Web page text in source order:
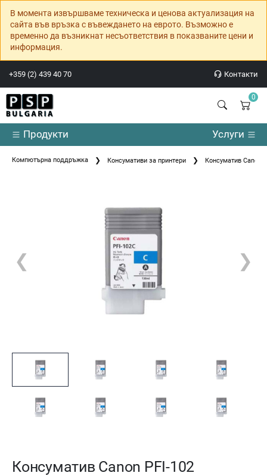
В момента извършваме техническа и ценова актуализация на
сайта във връзка с въвеждането на еврото. Възможно е
временно да възникнат несъответствия в показваните цени и
информация.
+359 (2) 439 40 70 Контакти
0
Продукти Услуги
Компютърна поддръжка Консумативи за принтери Консуматив Canon
❮ ❯
Консуматив Canon PFI-102